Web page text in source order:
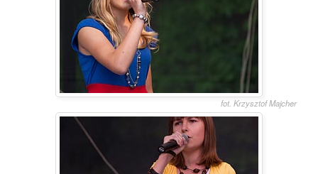
fot. Krzysztof Majcher